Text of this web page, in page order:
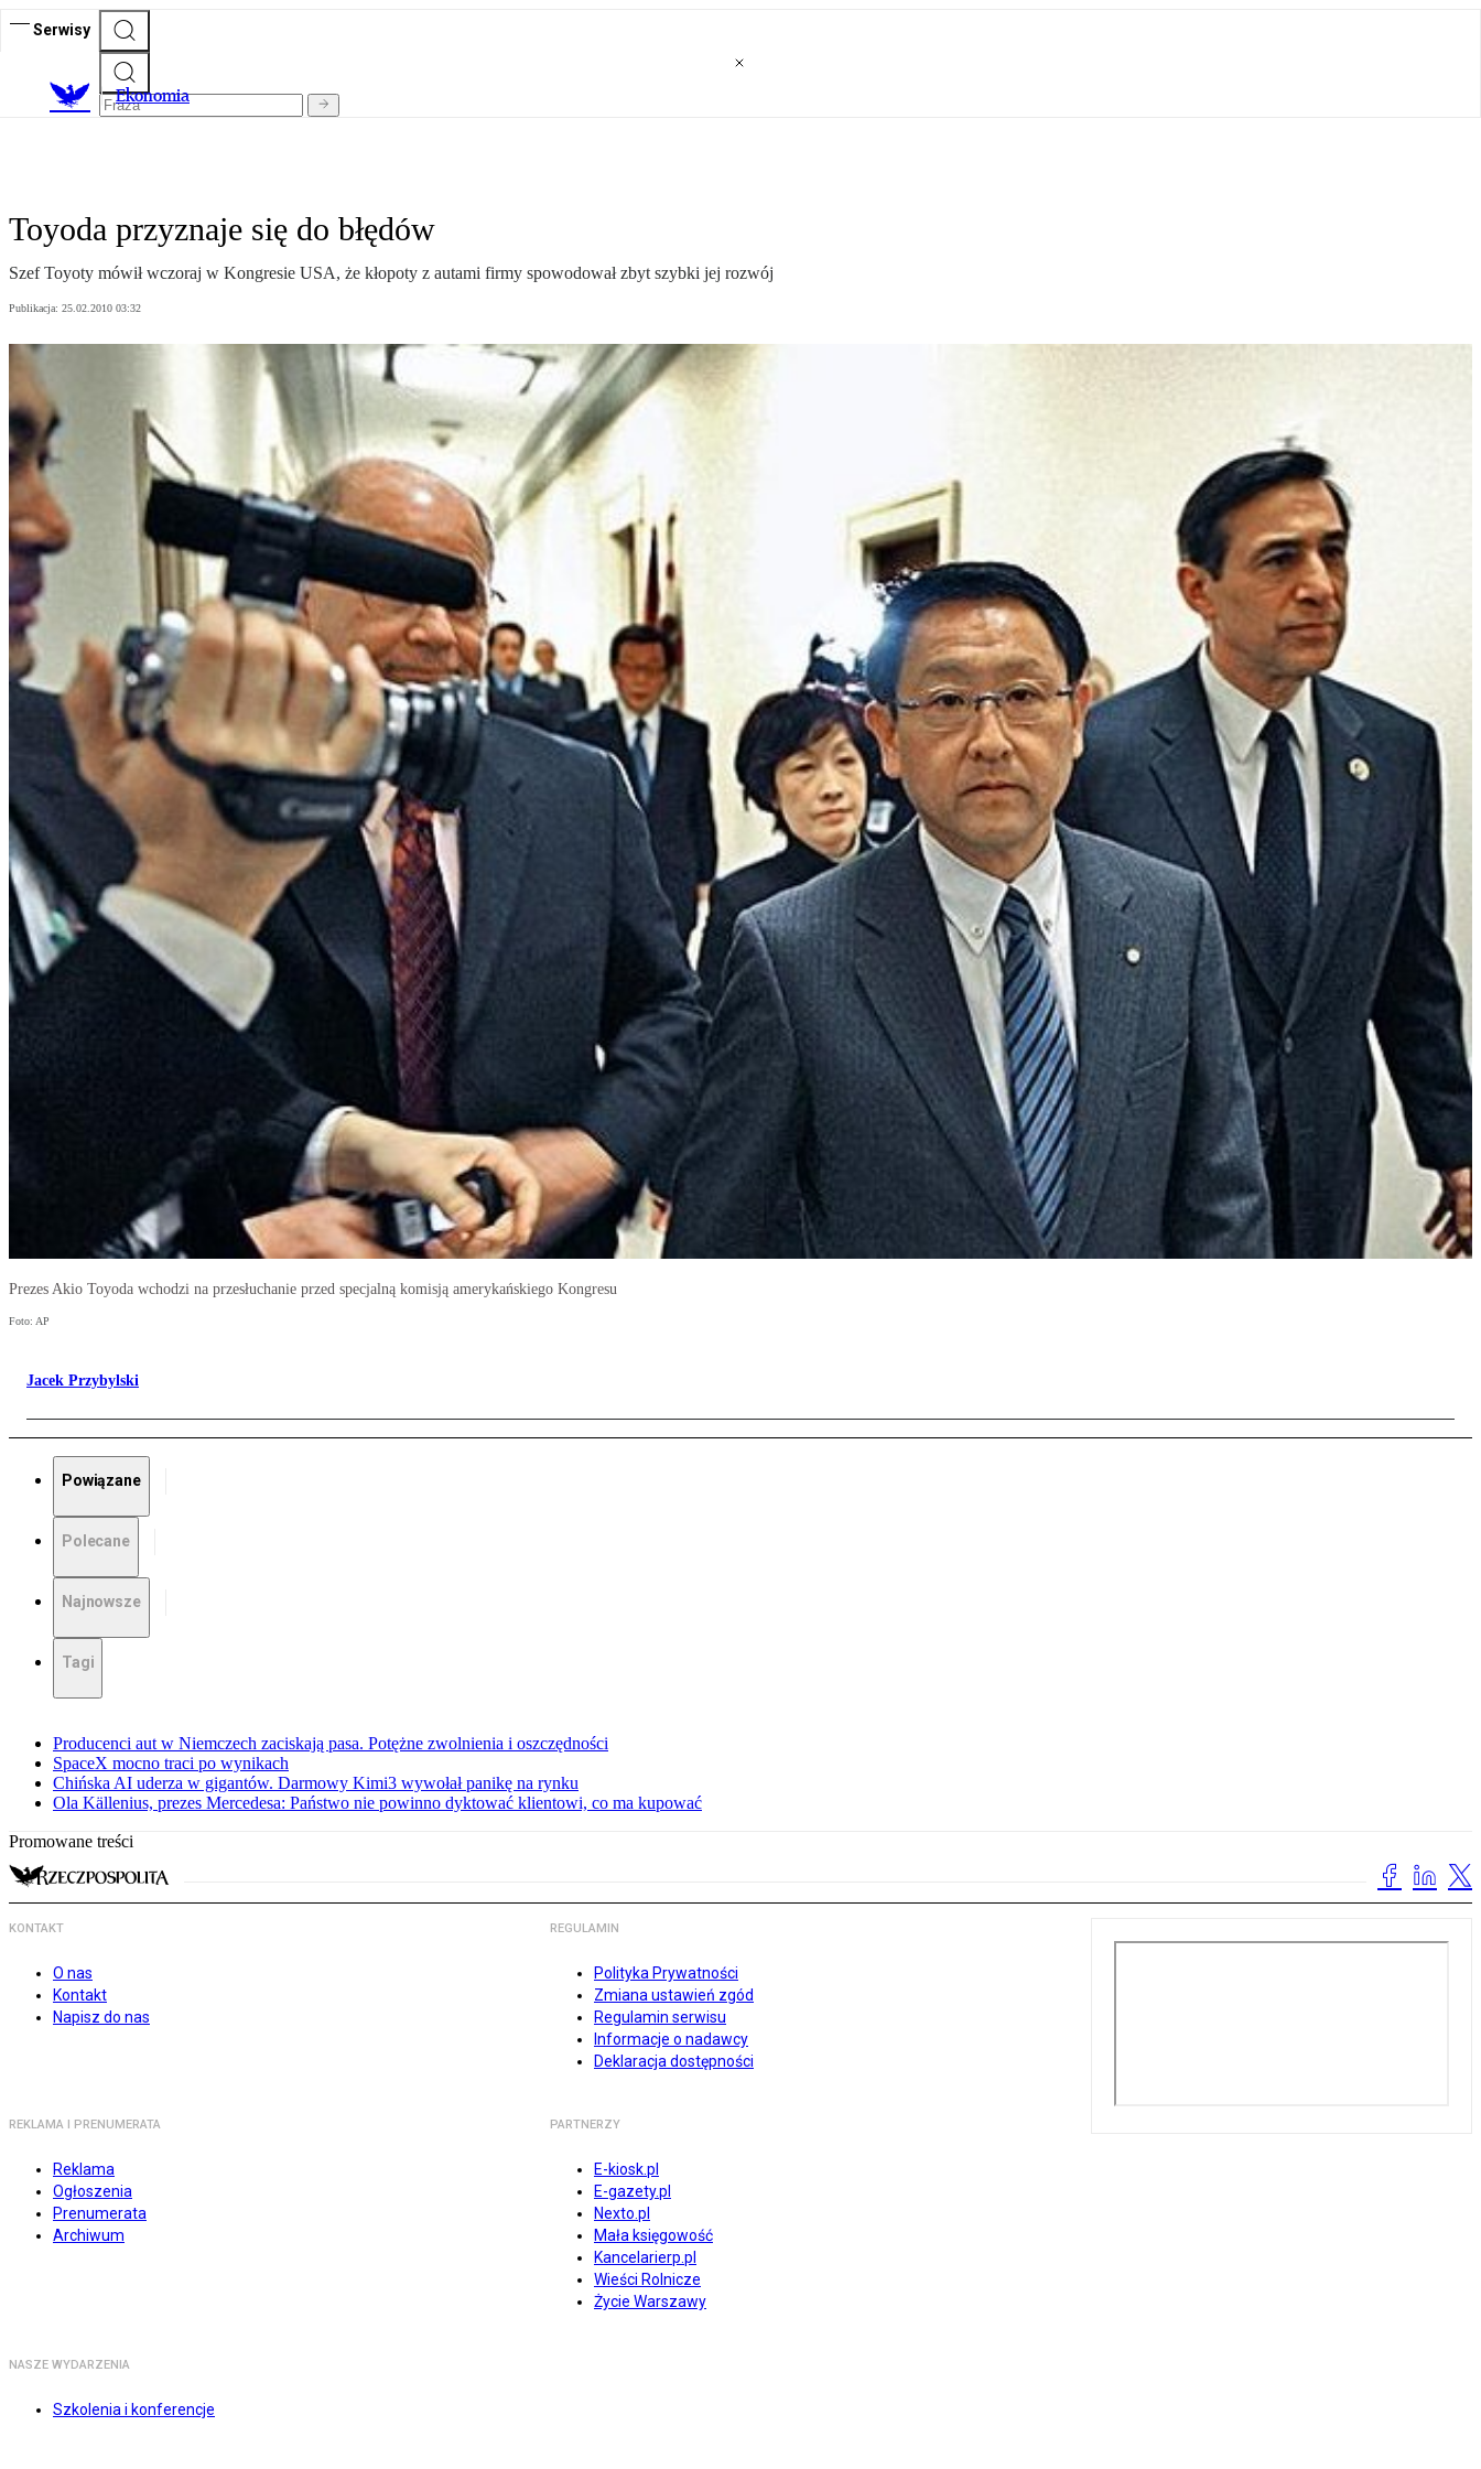
Serwisy
Ekonomia
Toyoda przyznaje się do błędów
Szef Toyoty mówił wczoraj w Kongresie USA, że kłopoty z autami firmy spowodował zbyt szybki jej rozwój
Publikacja: 25.02.2010 03:32
Prezes Akio Toyoda wchodzi na przesłuchanie przed specjalną komisją amerykańskiego Kongresu
Foto: AP
Jacek Przybylski
Powiązane
Polecane
Najnowsze
Tagi
Producenci aut w Niemczech zaciskają pasa. Potężne zwolnienia i oszczędności
SpaceX mocno traci po wynikach
Chińska AI uderza w gigantów. Darmowy Kimi3 wywołał panikę na rynku
Ola Källenius, prezes Mercedesa: Państwo nie powinno dyktować klientowi, co ma kupować
Promowane treści
KONTAKT
O nas
Kontakt
Napisz do nas
REGULAMIN
Polityka Prywatności
Zmiana ustawień zgód
Regulamin serwisu
Informacje o nadawcy
Deklaracja dostępności
REKLAMA I PRENUMERATA
Reklama
Ogłoszenia
Prenumerata
Archiwum
PARTNERZY
E-kiosk.pl
E-gazety.pl
Nexto.pl
Mała księgowość
Kancelarierp.pl
Wieści Rolnicze
Życie Warszawy
NASZE WYDARZENIA
Szkolenia i konferencje